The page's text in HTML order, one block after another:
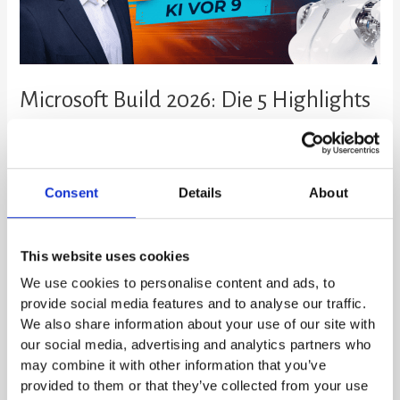
Consent Details About
This website uses cookies
We use cookies to personalise content and ads, to
provide social media features and to analyse our traffic.
We also share information about your use of our site with
our social media, advertising and analytics partners who
may combine it with other information that you’ve
provided to them or that they’ve collected from your use
Microsoft Build 2026: Die 5 Highlights
Microsoft Build 2026: Die 5 Highlights die für den Mittelstand wirklich
Mittelstandsunternehmen in Deutschland sofort relevant. Aber ein paar
Dinge haben uns wirklich beeindruckt. Wir haben die Keynote live
verfolgt und die wichtigsten Ankündigungen […]
Mittelstand